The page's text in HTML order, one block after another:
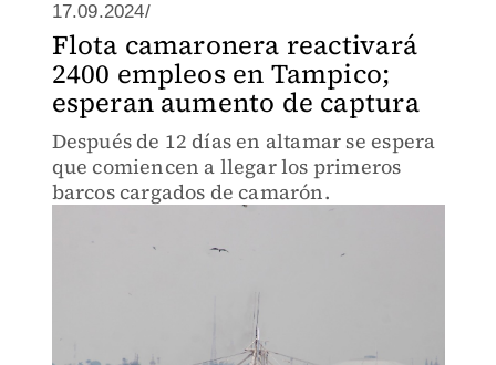
17.09.2024/
Flota camaronera reactivará
2400 empleos en Tampico;
esperan aumento de captura
Después de 12 días en altamar se espera
que comiencen a llegar los primeros
barcos cargados de camarón.